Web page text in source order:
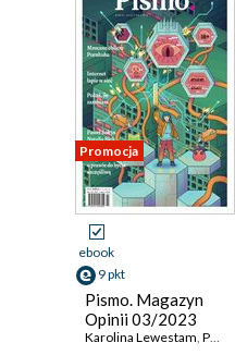
Promocja
ebook
9 pkt
Pismo. Magazyn
Opinii 03/2023
Karolina Lewestam, Paweł Sołtys